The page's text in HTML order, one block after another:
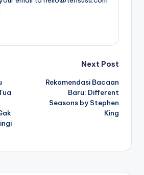
Next Post
Rekomendasi Bacaan
Baru: Different
Seasons by Stephen
King